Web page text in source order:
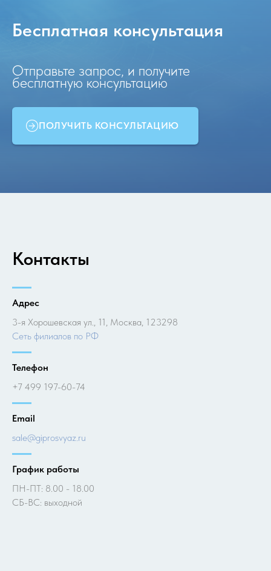
Бесплатная консультация
Отправьте запрос, и получите
бесплатную консультацию
ПОЛУЧИТЬ КОНСУЛЬТАЦИЮ
Контакты
Адрес
3-я Хорошевская ул., 11, Москва, 123298
Cеть филиалов по РФ
Телефон
+7 499 197-60-74
Email
sale@giprosvyaz.ru
График работы
ПН-ПТ: 8.00 - 18.00
СБ-ВС: выходной